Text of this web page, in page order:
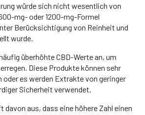
würde sich nicht wesentlich von
mg- oder 1200-mg-Formel
Berücksichtigung von Reinheit und
wurde.
überhöhte CBD-Werte an, um
Diese Produkte können sehr
oder es werden Extrakte von geringer
Sicherheit verwendet.
davon aus, dass eine höhere Zahl einen